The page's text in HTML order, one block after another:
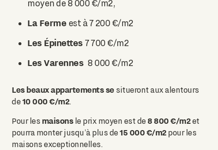
moyen de 8 000 €/m2,
La Ferme est à 7 200 €/m2
Les Épinettes 7 700 €/m2
Les Varennes 8 000 €/m2
Les beaux appartements sesitueront aux alentours
de 10 000 €/m2.
Pour les maisonsle prix moyen est de 8 800 €/m2et
pourra monter jusqu’à plus de 15 000 €/m2pour les
maisons exceptionnelles.